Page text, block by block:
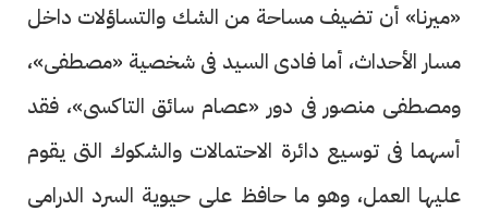
«ميرنا» أن تضيف مساحة من الشك والتساؤلات داخل
مسار الأحداث، أما فادى السيد فى شخصية «مصطفى»،
ومصطفى منصور فى دور «عصام سائق التاكسى»، فقد
أسهما فى توسيع دائرة الاحتمالات والشكوك التى يقوم
عليها العمل، وهو ما حافظ على حيوية السرد الدرامى